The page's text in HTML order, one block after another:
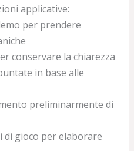
applicative:
per prendere
conservare la chiarezza
in base alle
preliminarmente di
gioco per elaborare